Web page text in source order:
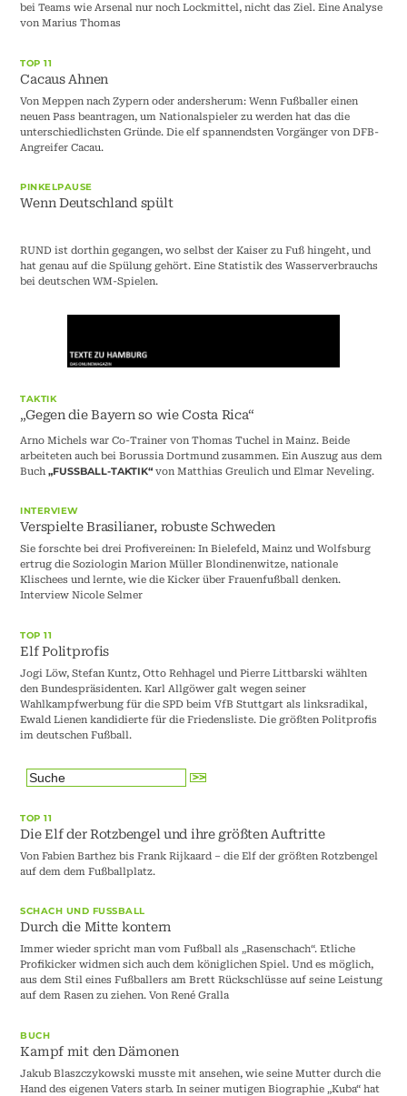
bei Teams wie Arsenal nur noch Lockmittel, nicht das Ziel. Eine Analyse
von Marius Thomas
TOP 11
Cacaus Ahnen
Von Meppen nach Zypern oder andersherum: Wenn Fußballer einen
neuen Pass beantragen, um Nationalspieler zu werden hat das die
unterschiedlichsten Gründe. Die elf spannendsten Vorgänger von DFB-
Angreifer Cacau.
PINKELPAUSE
Wenn Deutschland spült
RUND ist dorthin gegangen, wo selbst der Kaiser zu Fuß hingeht, und
hat genau auf die Spülung gehört. Eine Statistik des Wasserverbrauchs
bei deutschen WM-Spielen.
TAKTIK
„Gegen die Bayern so wie Costa Rica“
Arno Michels war Co-Trainer von Thomas Tuchel in Mainz. Beide
arbeiteten auch bei Borussia Dortmund zusammen. Ein Auszug aus dem
Buch„FUSSBALL-TAKTIK“ von Matthias Greulich und Elmar Neveling.
INTERVIEW
Verspielte Brasilianer, robuste Schweden
Sie forschte bei drei Profivereinen: In Bielefeld, Mainz und Wolfsburg
ertrug die Soziologin Marion Müller Blondinenwitze, nationale
Klischees und lernte, wie die Kicker über Frauenfußball denken.
Interview Nicole Selmer
TOP 11
Elf Politprofis
Jogi Löw, Stefan Kuntz, Otto Rehhagel und Pierre Littbarski wählten
den Bundespräsidenten. Karl Allgöwer galt wegen seiner
Wahlkampfwerbung für die SPD beim VfB Stuttgart als linksradikal,
Ewald Lienen kandidierte für die Friedensliste. Die größten Politprofis
im deutschen Fußball.
TOP 11
Die Elf der Rotzbengel und ihre größten Auftritte
Von Fabien Barthez bis Frank Rijkaard – die Elf der größten Rotzbengel
auf dem dem Fußballplatz.
SCHACH UND FUSSBALL
Durch die Mitte kontern
Immer wieder spricht man vom Fußball als „Rasenschach“. Etliche
Profikicker widmen sich auch dem königlichen Spiel. Und es möglich,
aus dem Stil eines Fußballers am Brett Rückschlüsse auf seine Leistung
auf dem Rasen zu ziehen. Von René Gralla
BUCH
Kampf mit den Dämonen
Jakub Blaszczykowski musste mit ansehen, wie seine Mutter durch die
Hand des eigenen Vaters starb. In seiner mutigen Biographie „Kuba“ hat